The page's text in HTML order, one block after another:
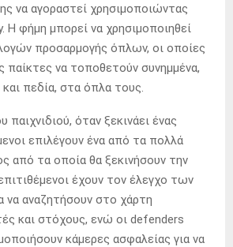
να αγοραστεί χρησιμοποιώντας
Η φήμη μπορεί να χρησιμοποιηθεί
προσαρμογής όπλων, οι οποίες
παίκτες να τοποθετούν συνημμένα,
πεδία, στα όπλα τους.
παιχνιδιού, όταν ξεκινάει ένας
επιλέγουν ένα από τα πολλά
από τα οποία θα ξεκινήσουν την
έχουν τον έλεγχο των
να αναζητήσουν στο χάρτη
και στόχους, ενώ οι defenders
κάμερες ασφαλείας για να